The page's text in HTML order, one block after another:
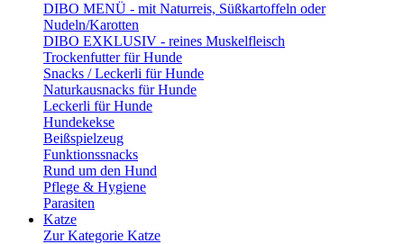
DIBO MENÜ - mit Naturreis, Süßkartoffeln oder
Nudeln/Karotten
DIBO EXKLUSIV - reines Muskelfleisch
Trockenfutter für Hunde
Snacks / Leckerli für Hunde
Naturkausnacks für Hunde
Leckerli für Hunde
Hundekekse
Beißspielzeug
Funktionssnacks
Rund um den Hund
Pflege & Hygiene
Parasiten
Katze
Zur Kategorie Katze